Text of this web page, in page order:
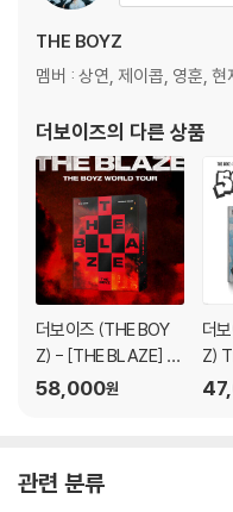
THE BOYZ
멤버 : 상연, 제이콥, 영훈,
더보이즈의 다른 상품
더보이즈 (THE BOY
Z) - [THE BLAZE] W
ORLD TOUR in SEO
58,000원
더
Z)
ER
관련 분류